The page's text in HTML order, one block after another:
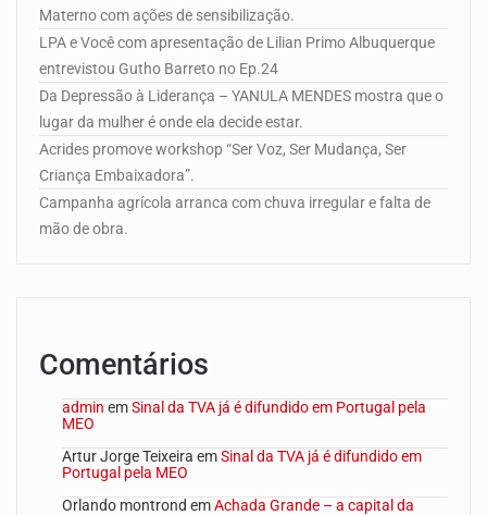
Materno com ações de sensibilização.
LPA e Você com apresentação de Lilian Primo Albuquerque
entrevistou Gutho Barreto no Ep.24
Da Depressão à Liderança – YANULA MENDES mostra que o
lugar da mulher é onde ela decide estar.
Acrides promove workshop “Ser Voz, Ser Mudança, Ser
Criança Embaixadora”.
Campanha agrícola arranca com chuva irregular e falta de
mão de obra.
Comentários
admin emSinal da TVA já é difundido em Portugal pela
MEO
Artur Jorge Teixeira emSinal da TVA já é difundido em
Portugal pela MEO
Orlando montrond emAchada Grande – a capital da